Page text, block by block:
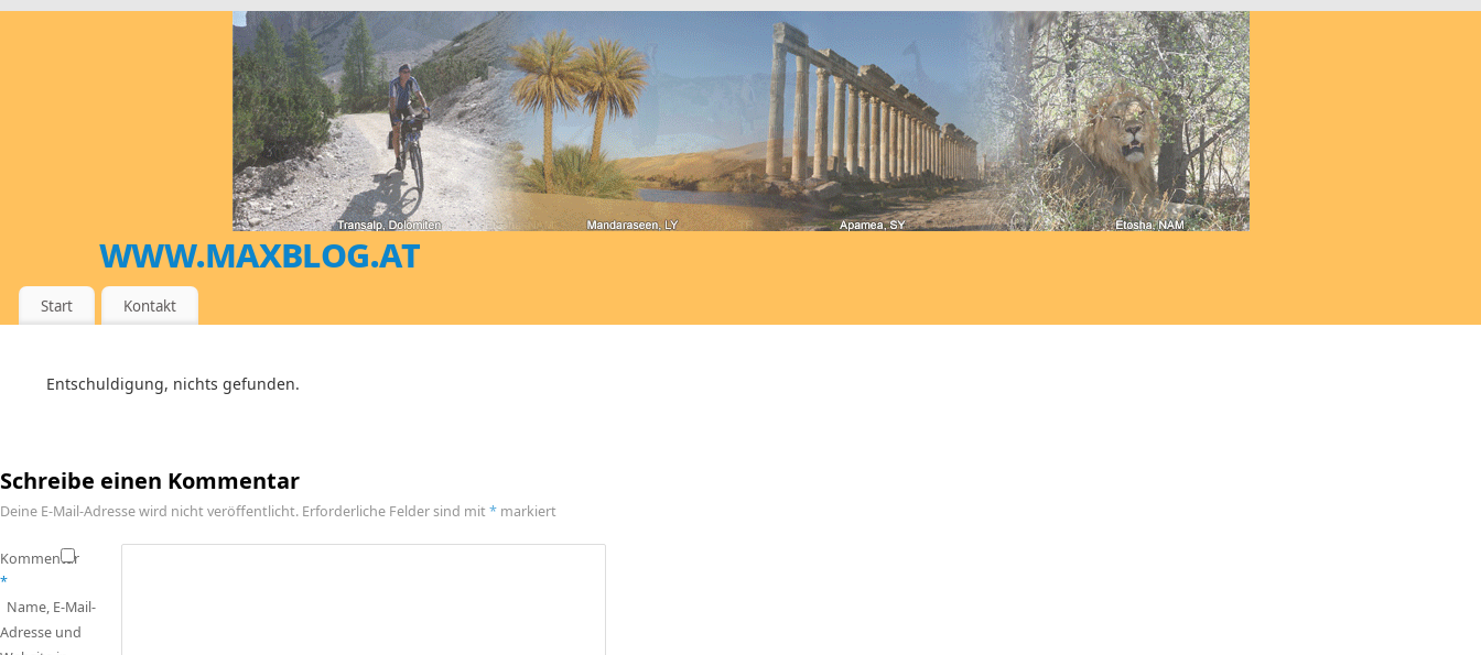
www.maxblog.at
MEIN DIGITALES SPORT- UND REISETAGEBUCH
Start Kontakt
Entschuldigung, nichts gefunden.
Schreibe einen Kommentar
Deine E-Mail-Adresse wird nicht veröffentlicht. Erforderliche Felder sind mit* markiert
Kommentar
*
Name, E-Mail-
Adresse und